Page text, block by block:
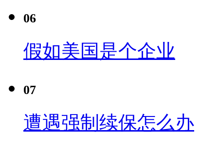
06
假如美国是个企业
07
遭遇强制续保怎么办